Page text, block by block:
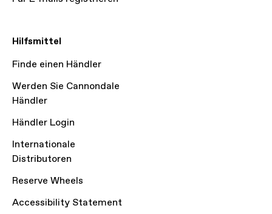
Hilfsmittel
Finde einen Händler
Werden Sie Cannondale
Händler
Händler Login
Internationale
Distributoren
Reserve Wheels
Accessibility Statement